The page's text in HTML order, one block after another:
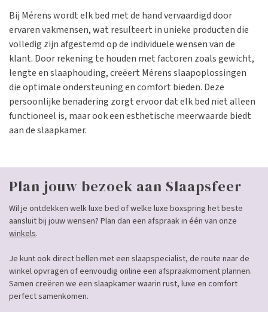
Bij Mérens wordt elk bed met de hand vervaardigd door
ervaren vakmensen, wat resulteert in unieke producten die
volledig zijn afgestemd op de individuele wensen van de
klant. Door rekening te houden met factoren zoals gewicht,
lengte en slaaphouding, creëert Mérens slaapoplossingen
die optimale ondersteuning en comfort bieden. Deze
persoonlijke benadering zorgt ervoor dat elk bed niet alleen
functioneel is, maar ook een esthetische meerwaarde biedt
aan de slaapkamer.
Plan jouw bezoek aan Slaapsfeer
Wil je ontdekken welk luxe bed of welke luxe boxspring het beste
aansluit bij jouw wensen? Plan dan een afspraak in één van onze
winkels.
Je kunt ook direct bellen met een slaapspecialist, de route naar de
winkel opvragen of eenvoudig online een afspraakmoment plannen.
Samen creëren we een slaapkamer waarin rust, luxe en comfort
perfect samenkomen.